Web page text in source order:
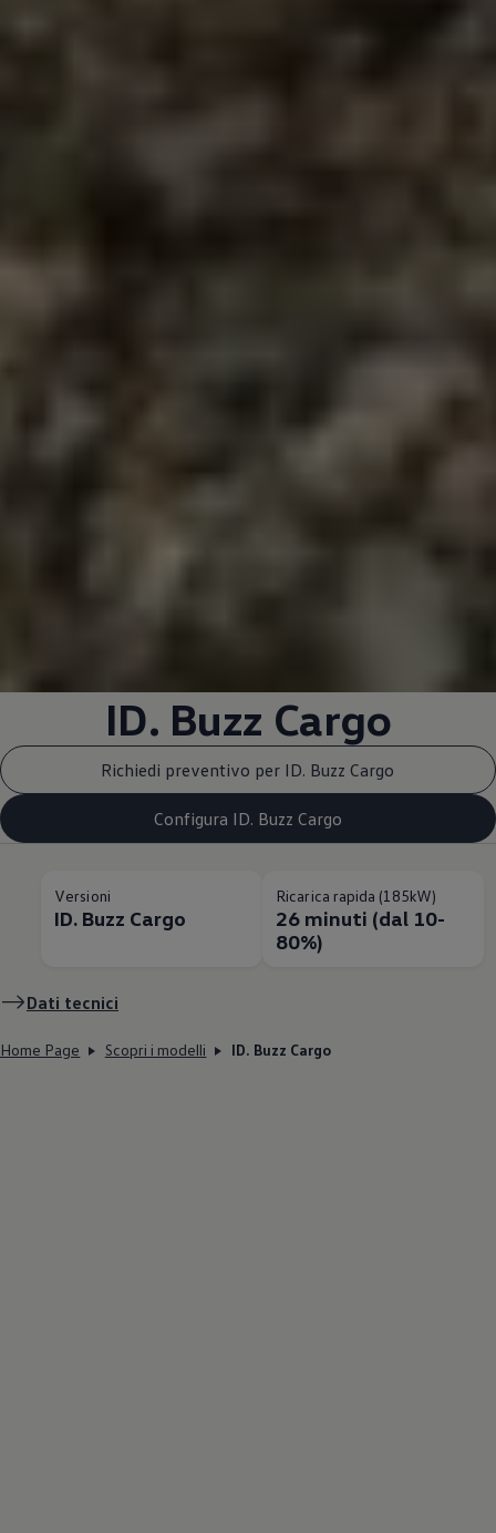
ID. Buzz Cargo
Richiedi preventivo per ID. Buzz Cargo
Configura ID. Buzz Cargo
Versioni
ID. Buzz Cargo
Ricarica rapida (185kW)
26 minuti (dal 10-
80%)
Dati tecnici
Home Page Scopri i modelli ID. Buzz Cargo